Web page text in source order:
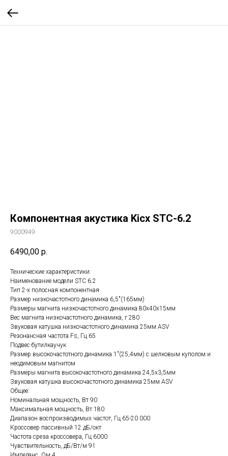
Компонентная акустика Kicx STC-6.2
9000949
6490,00 р.
Технические характеристики:
Наименование модели STC 6.2
Тип 2-x полосная компонентная
Размер низкочастотного динамика 6,5"(165мм)
Размеры магнита низкочастотного динамика 80x40x15мм
Вес магнита низкочастотного динамика, г 280
Звуковая катушка низкочастотного динамика 25мм ASV
Резонансная частота Fs, Гц 65
Подвес бутилкаучук
Размер высокочастотного динамика 1"(25,4мм) с шелковым куполом и
неодимовым магнитом
Размеры магнита высокочастотного динамика 24,5x3,5мм
Звуковая катушка высокочастотного динамика 25мм ASV
Общее:
Номинальная мощность, Вт 90
Максимальная мощность, Вт 180
Диапазон воспроизводимых частот, Гц 65-20 000
Кроссовер пассивный 12 дБ/oкт
Частота среза кроссовера, Гц 6000
Чувствительность, дБ/Вт/м 91